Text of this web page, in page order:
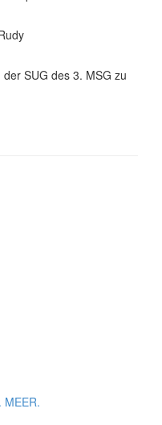
SUG des 3. MSG zu
MEER.